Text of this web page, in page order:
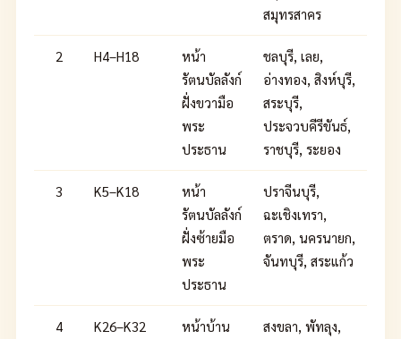
สมุทรสาคร
2 H4–H18
หน้า
รัตนบัลลังก์
ฝั่งขวามือ
พระ
ประธาน
ชลบุรี, เลย,
อ่างทอง, สิงห์บุรี,
สระบุรี,
ประจวบคีรีขันธ์,
ราชบุรี, ระยอง
3 K5–K18
หน้า
รัตนบัลลังก์
ฝั่งซ้ายมือ
พระ
ประธาน
ปราจีนบุรี,
ฉะเชิงเทรา,
ตราด, นครนายก,
จันทบุรี, สระแก้ว
4 K26–K32
หน้าบ้าน
สงขลา, พัทลุง,